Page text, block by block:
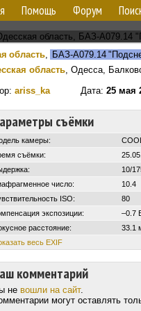
Помощь Форум
область, БАЗ-А079.14
область, Одесса,
ariss_kaДата: 25 мая
съёмки
камеры:
съёмки:
10/
число:
10.4
ISO:
80
экспозиции:
–0.7
расстояние:
33.1
весь EXIF
комментарий
не вошли на сайт.
могут оставлять